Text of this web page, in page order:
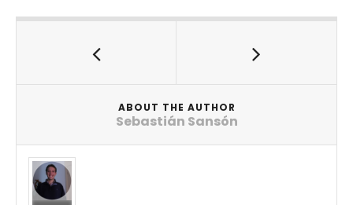
ABOUT THE AUTHOR
Sebastián Sansón